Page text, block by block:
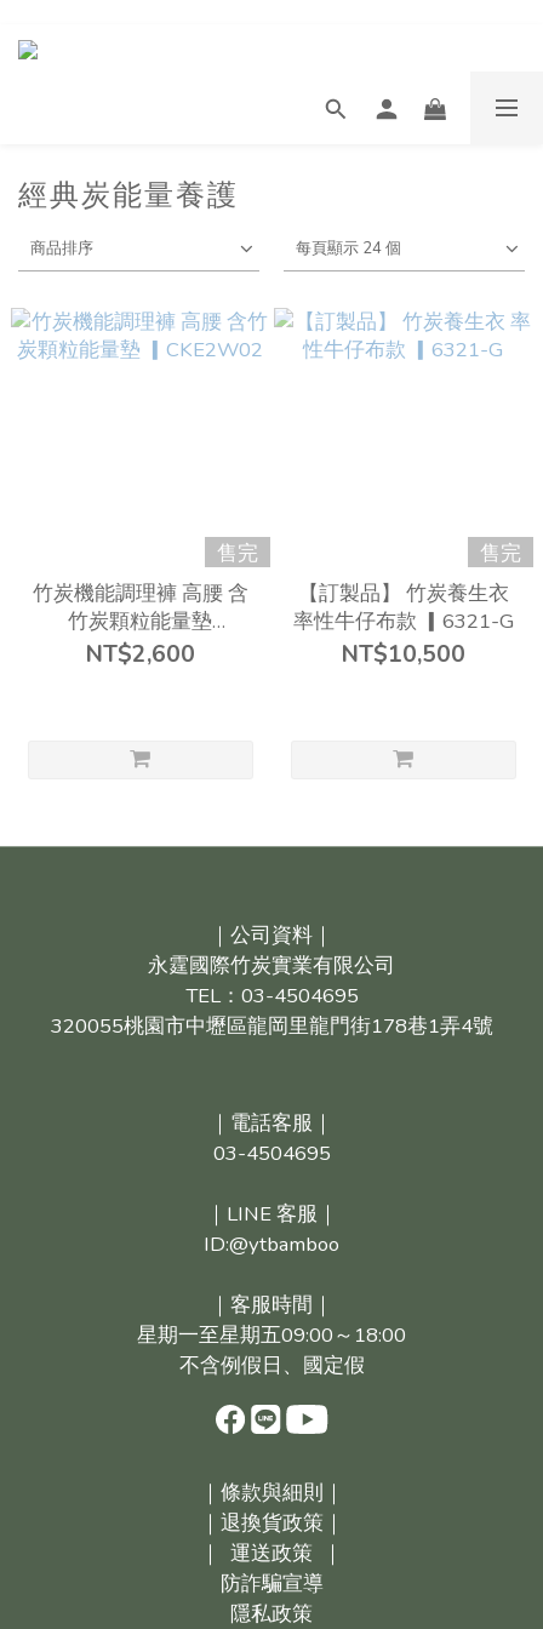
經典炭能量養護
商品排序 每頁顯示 24 個
售完
竹炭機能調理褲 高腰 含
竹炭顆粒能量墊
▎CKE2W02
NT$2,600
售完
【訂製品】 竹炭養生衣
率性牛仔布款 ▎6321-G
NT$10,500
｜公司資料｜
永霆國際竹炭實業有限公司
TEL：03-4504695
320055桃園市中壢區龍岡里龍門街178巷1弄4號
｜電話客服｜
03-4504695
｜LINE 客服｜
ID:@ytbamboo
｜客服時間｜
星期一至星期五09:00～18:00
不含例假日、國定假
｜ 條款與細則｜
｜ 退換貨政策｜
｜ 運送政策 ｜
防詐騙宣導
隱私政策